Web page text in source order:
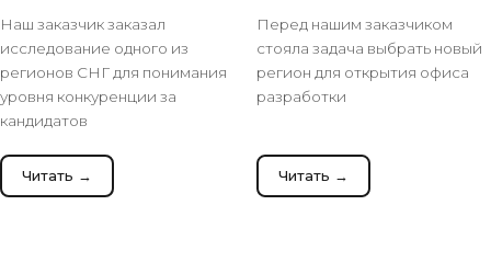
Наш заказчик заказал
исследование одного из
регионов СНГ для понимания
уровня конкуренции за
кандидатов
Читать →
Перед нашим заказчиком
стояла задача выбрать новый
регион для открытия офиса
разработки
Читать →